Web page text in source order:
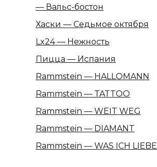
— Вальс-бостон
Хаски — Седьмое октября
Lx24 — Нежность
Пицца — Испания
Rammstein — HALLOMANN
Rammstein — TATTOO
Rammstein — WEIT WEG
Rammstein — DIAMANT
Rammstein — WAS ICH LIEBE